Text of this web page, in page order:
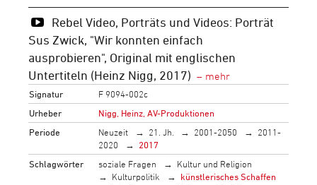
Rebel Video, Porträts und Videos: Porträt
Sus Zwick, "Wir konnten einfach
ausprobieren", Original mit englischen
Untertiteln (Heinz Nigg, 2017)
Signatur
F 9094-002c
Urheber
Nigg, Heinz, AV-Produktionen
Periode
Neuzeit 21. Jh. 2001-2050
2011-
2020
2017
Schlagwörter
soziale Fragen
Kultur und Religion
Kulturpolitik
künstlerisches Schaffen